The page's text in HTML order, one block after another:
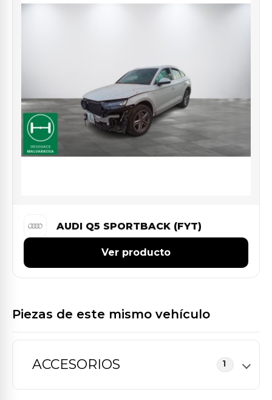
AUDI Q5 SPORTBACK (FYT)
Ver producto
Piezas de este mismo vehículo
ACCESORIOS 1